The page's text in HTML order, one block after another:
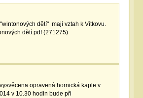
dětí" mají vztah k Vítkovu.
dětí.pdf (271275)
opravená hornická kaple v
v 10.30 hodin bude při